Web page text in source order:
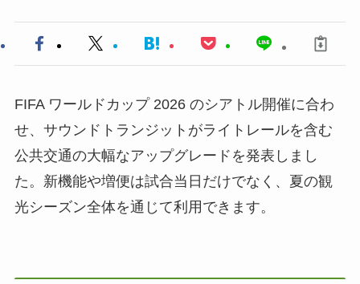
FIFA ワールドカップ 2026 のシアトル開催に合わ
せ、サウンドトランジットがライトレールを含む
公共交通の大幅なアップグレードを発表しまし
た。新機能や増便は試合当日だけでなく、夏の観
光シーズン全体を通じて利用できます。